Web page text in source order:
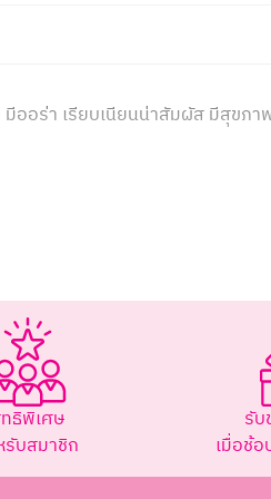
ออร่า เรียบเนียนน่าสัมผัส มีสุขภ
ธิพิเศษ
รับสมาชิก
รั
เมื่อช้